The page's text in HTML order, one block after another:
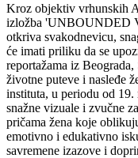
Kroz objektiv vrhunskih
izložba 'UNBOUNDED
otkriva svakodnevicu,
će imati priliku da se
reportažama iz
životne puteve i nasleđe
instituta, u periodu od
snažne vizuale i zvučne
pričama žena koje
emotivno i edukativno
savremene izazove i